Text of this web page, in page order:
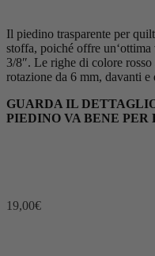
Il piedino trasparente per
stoffa, poiché offre
3/8″. Le righe di colore
rotazione da 6 mm, davanti e
GUARDA IL
PIEDINO VA BENE
19,00€